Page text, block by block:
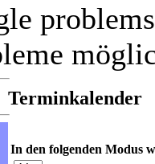
Terminkalender
In den folgenden Modus